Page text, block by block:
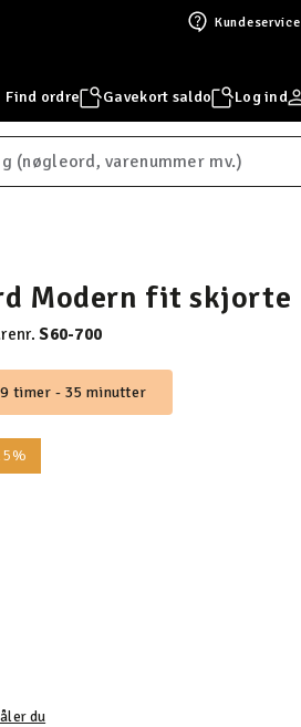
Kundeservice
Find ordre Gavekort saldo Log ind
Modern fit skjorte
S60-700
timer - 35 minutter
du